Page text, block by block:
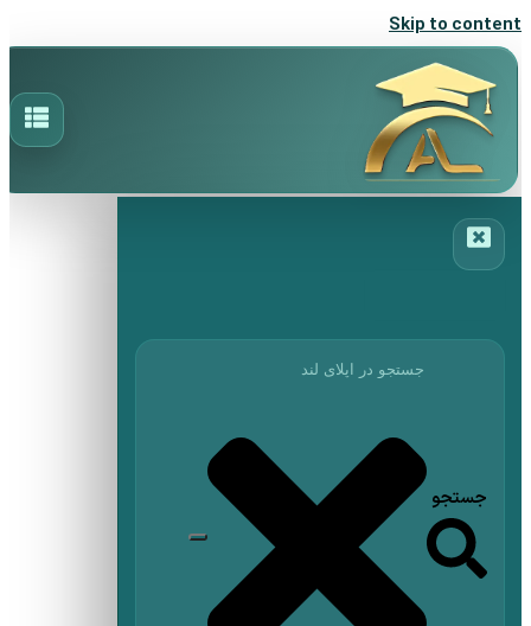
Skip to content
جستجو